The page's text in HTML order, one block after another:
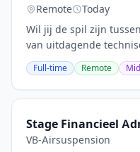
Remote
Today
Wil jij de spil zijn
van uitdagende
Werkvoorbereider zorg
puntjes geregeld is,
Full-time Remote
Stage Financieel
VB-Airsuspension